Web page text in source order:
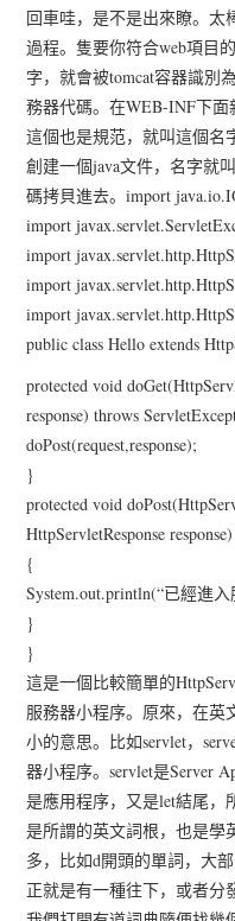
回車哇，是不是出來瞭。太
過程。隻要你符合web項目
字，就會被tomcat容器識別
務器代碼。在WEB-INF下面
這個也是規范，就叫這個名
創建一個java文件，名字就
碼拷貝進去。import
import
import
import
import
public class Hello extends
protected void
response) throws
doPost(request,response);
}
protected void
HttpServletResponse
{
System.out.println(“已經進
}
}
這是一個比較簡單的
服務器小程序。原來，在英
小的意思。比如servlet，
器小程序。servlet是Server
是應用程序，又是let結尾，
是所謂的英文詞根，也是學
多，比如d開頭的單詞，大
正就是有一種往下，或者分